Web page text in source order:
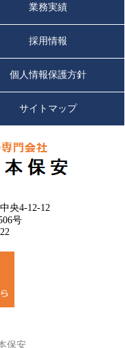
業務実績
採用情報
個人情報保護方針
サイトマップ
央4-12-12
号
保安